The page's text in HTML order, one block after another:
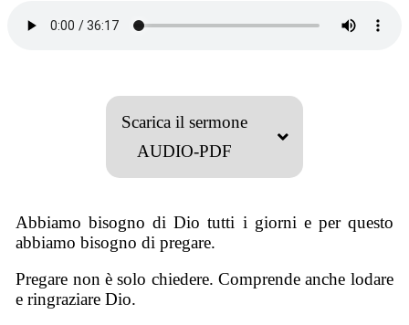
Scarica il sermone
AUDIO-PDF
Abbiamo bisogno di Dio tutti i giorni e per questo
abbiamo bisogno di pregare.
Pregare non è solo chiedere. Comprende anche lodare
e ringraziare Dio.